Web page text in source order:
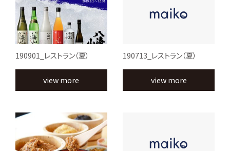
190901_レストラン（夏）
view more
190713_レストラン（夏）
view more